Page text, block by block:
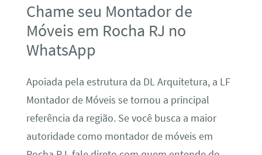
Chame seu Montador de
Móveis em Rocha RJ no
WhatsApp
Apoiada pela estrutura da DL Arquitetura, a LF
Montador de Móveis se tornou a principal
referência da região. Se você busca a maior
autoridade como montador de móveis em